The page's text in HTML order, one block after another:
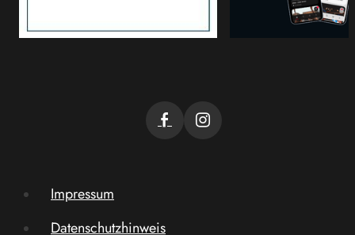
Impressum
Datenschutzhinweis